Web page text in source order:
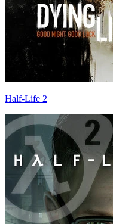
Half-Life 2